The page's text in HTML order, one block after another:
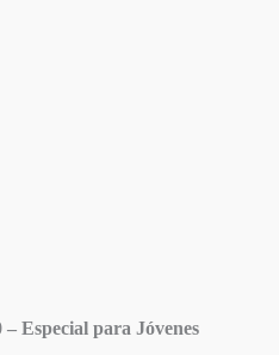
Especial para Jóvenes